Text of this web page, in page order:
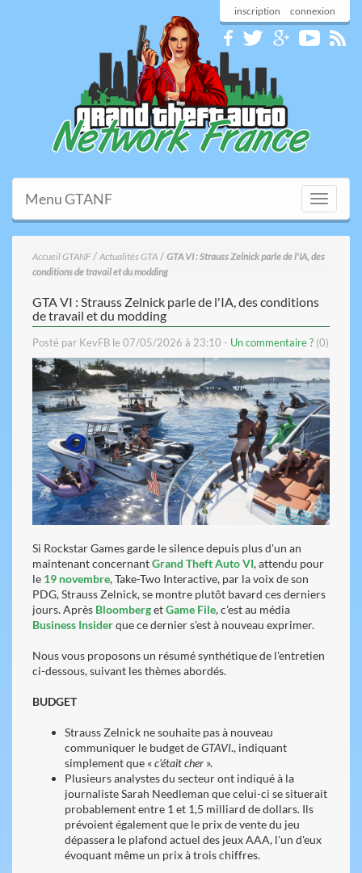
inscription connexion
Toggle
Menu GTANF
Accueil GTANF/ Actualités GTA / GTA VI : Strauss Zelnick parle de l'IA, des
conditions de travail et du modding
GTA VI : Strauss Zelnick parle de l'IA, des conditions
de travail et du modding
Posté par KevFB le 07/05/2026 à 23:10 - Un commentaire ? (0)
Si Rockstar Games garde le silence depuis plus d'un an
maintenant concernantGrand Theft Auto VI, attendu pour
le 19 novembre, Take-Two Interactive, par la voix de son
PDG, Strauss Zelnick, se montre plutôt bavard ces derniers
jours. Après BloombergetGame File, c'est au média
Business Insiderque ce dernier s'est à nouveau exprimer.
Nous vous proposons un résumé synthétique de l'entretien
ci-dessous, suivant les thèmes abordés.
BUDGET
Strauss Zelnick ne souhaite pas à nouveau
communiquer le budget deGTAVI., indiquant
simplement que «c'était cher ».
Plusieurs analystes du secteur ont indiqué à la
journaliste Sarah Needleman que celui-ci se situerait
probablement entre 1 et 1,5 milliard de dollars. Ils
prévoient également que le prix de vente du jeu
dépassera le plafond actuel des jeux AAA, l'un d'eux
évoquant même un prix à trois chiffres.